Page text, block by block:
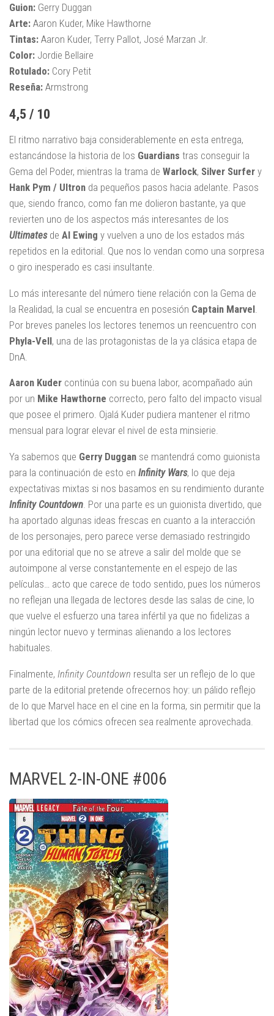
Guion: Gerry Duggan
Arte: Aaron Kuder, Mike Hawthorne
Tintas: Aaron Kuder, Terry Pallot, José Marzan Jr.
Color: Jordie Bellaire
Rotulado: Cory Petit
Reseña: Armstrong
4,5 / 10
El ritmo narrativo baja considerablemente en esta entrega,
estancándose la historia de los Guardians tras conseguir la
Gema del Poder, mientras la trama de Warlock, Silver Surfer y
Hank Pym / Ultron da pequeños pasos hacia adelante. Pasos
que, siendo franco, como fan me dolieron bastante, ya que
revierten uno de los aspectos más interesantes de los
Ultimatesde Al Ewing y vuelven a uno de los estados más
repetidos en la editorial. Que nos lo vendan como una sorpresa
o giro inesperado es casi insultante.
Lo más interesante del número tiene relación con la Gema de
la Realidad, la cual se encuentra en posesión Captain Marvel
Por breves paneles los lectores tenemos un reencuentro con
Phyla-Vell, una de las protagonistas de la ya clásica etapa de
DnA.
Aaron Kuder continúa con su buena labor, acompañado aún
por un Mike Hawthorne correcto, pero falto del impacto visual
que posee el primero. Ojalá Kuder pudiera mantener el ritmo
mensual para lograr elevar el nivel de esta minsierie.
Ya sabemos que Gerry Duggan se mantendrá como guionista
para la continuación de esto en Infinity Wars, lo que deja
expectativas mixtas si nos basamos en su rendimiento durante
Infinity Countdown . Por una parte es un guionista divertido, que
ha aportado algunas ideas frescas en cuanto a la interacción
de los personajes, pero parece verse demasiado restringido
por una editorial que no se atreve a salir del molde que se
autoimpone al verse constantemente en el espejo de las
películas… acto que carece de todo sentido, pues los números
no reflejan una llegada de lectores desde las salas de cine, lo
que vuelve el esfuerzo una tarea infértil ya que no fidelizas a
ningún lector nuevo y terminas alienando a los lectores
habituales.
Finalmente, Infinity Countdown resulta ser un reflejo de lo que
parte de la editorial pretende ofrecernos hoy: un pálido reflejo
de lo que Marvel hace en el cine en la forma, sin permitir que la
libertad que los cómics ofrecen sea realmente aprovechada.
MARVEL 2-IN-ONE #006